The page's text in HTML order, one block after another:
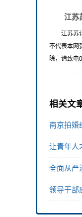
江苏
江苏苏
不代表本网
除，请致电
相关文
南京拍婚
让青年人
全面从严
领导干部